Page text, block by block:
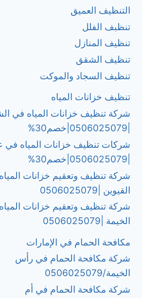
التنظيف العميق
تنظبف الفلل
تنظيف المنازل
تنظيف الشقق
تنظيف السجاد والموكت
تنظيف خزانات المياه
شركة تنظيف خزانات المياه في
شركات تنظيف خزانات المياه في
شركة تنظيف وتعقيم خزانات
القيوين |0506025079
شركة تنظيف وتعقيم خزانات
الخيمة |0506025079
مكافحة الحمام في الإمارات
شركة مكافحة الحمام في رأس
الخيمة/0506025079
شركة مكافحة الحمام في أم